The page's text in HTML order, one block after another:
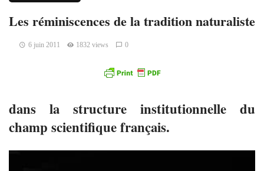
Les réminiscences de la tradition naturaliste
6 juin 2011 1832 views 0
dans la structure institutionnelle du
champ scientifique français.